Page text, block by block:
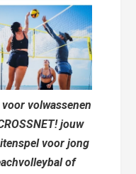
volwassenen
jouw
voor jong
of